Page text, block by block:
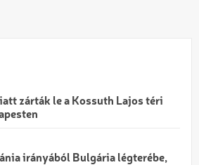
zárták le a Kossuth Lajos téri
irányából Bulgária légterébe,